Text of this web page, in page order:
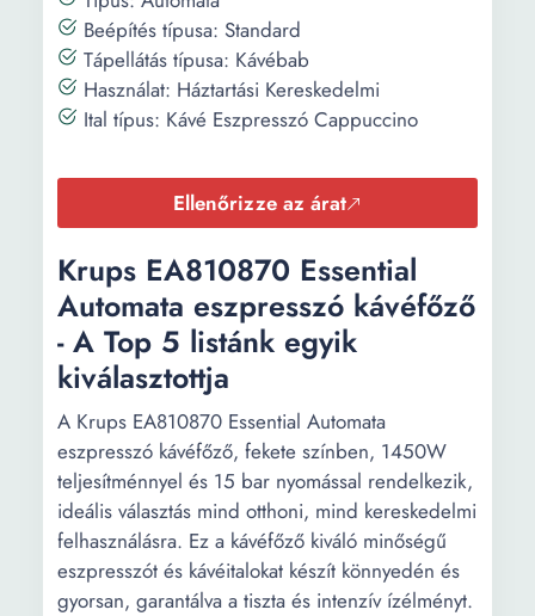
Beépítés típusa: Standard
Tápellátás típusa: Kávébab
Használat: Háztartási Kereskedelmi
Ital típus: Kávé Eszpresszó Cappuccino
Ellenőrizze az árat
Krups EA810870 Essential
Automata eszpresszó kávéfőző
- A Top 5 listánk egyik
kiválasztottja
A Krups EA810870 Essential Automata
eszpresszó kávéfőző, fekete színben, 1450W
teljesítménnyel és 15 bar nyomással rendelkezik,
ideális választás mind otthoni, mind kereskedelmi
felhasználásra. Ez a kávéfőző kiváló minőségű
eszpresszót és kávéitalokat készít könnyedén és
gyorsan, garantálva a tiszta és intenzív ízélményt.